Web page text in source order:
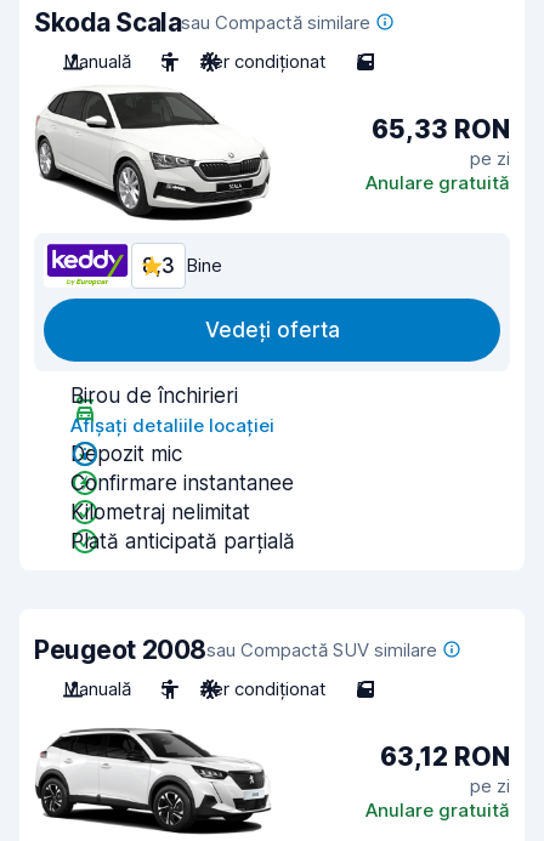
Skoda Scalasau Compactă similare
Manuală
5 Aer condiționat 5
65,33 RON
pe zi
Anulare gratuită
8,3 Bine
Vedeți oferta
Birou de închirieri
Afișați detaliile locației
Depozit mic
Confirmare instantanee
Kilometraj nelimitat
Plată anticipată parțială
Peugeot 2008sau Compactă SUV similare
Manuală
5 Aer condiționat 5
63,12 RON
pe zi
Anulare gratuită